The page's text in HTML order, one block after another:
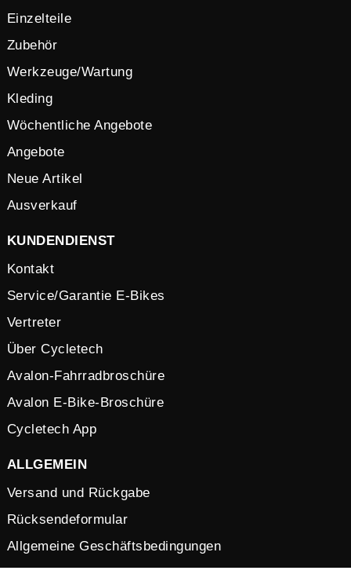
Einzelteile
Zubehör
Werkzeuge/Wartung
Kleding
Wöchentliche Angebote
Angebote
Neue Artikel
Ausverkauf
KUNDENDIENST
Kontakt
Service/Garantie E-Bikes
Vertreter
Über Cycletech
Avalon-Fahrradbroschüre
Avalon E-Bike-Broschüre
Cycletech App
ALLGEMEIN
Versand und Rückgabe
Rücksendeformular
Allgemeine Geschäftsbedingungen
Stellenangebote